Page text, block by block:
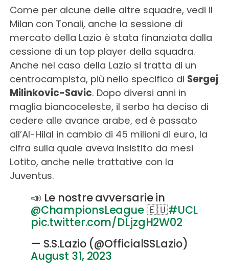
Come per alcune delle altre squadre, vedi il
Milan con Tonali, anche la sessione di
mercato della Lazio è stata finanziata dalla
cessione di un top player della squadra.
Anche nel caso della Lazio si tratta di un
centrocampista, più nello specifico di Sergej
Milinkovic-Savic. Dopo diversi anni in
maglia biancoceleste, il serbo ha deciso di
cedere alle avance arabe, ed è passato
all’Al-Hilal in cambio di 45 milioni di euro, la
cifra sulla quale aveva insistito da mesi
Lotito, anche nelle trattative con la
Juventus.
📣 Le nostre avversarie in
@ChampionsLeague🇪🇺#UCL
pic.twitter.com/DLjzgH2W02
— S.S.Lazio (@OfficialSSLazio)
August 31, 2023